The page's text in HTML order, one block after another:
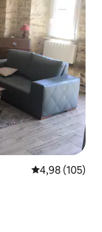
Évaluation
4,98 (105)